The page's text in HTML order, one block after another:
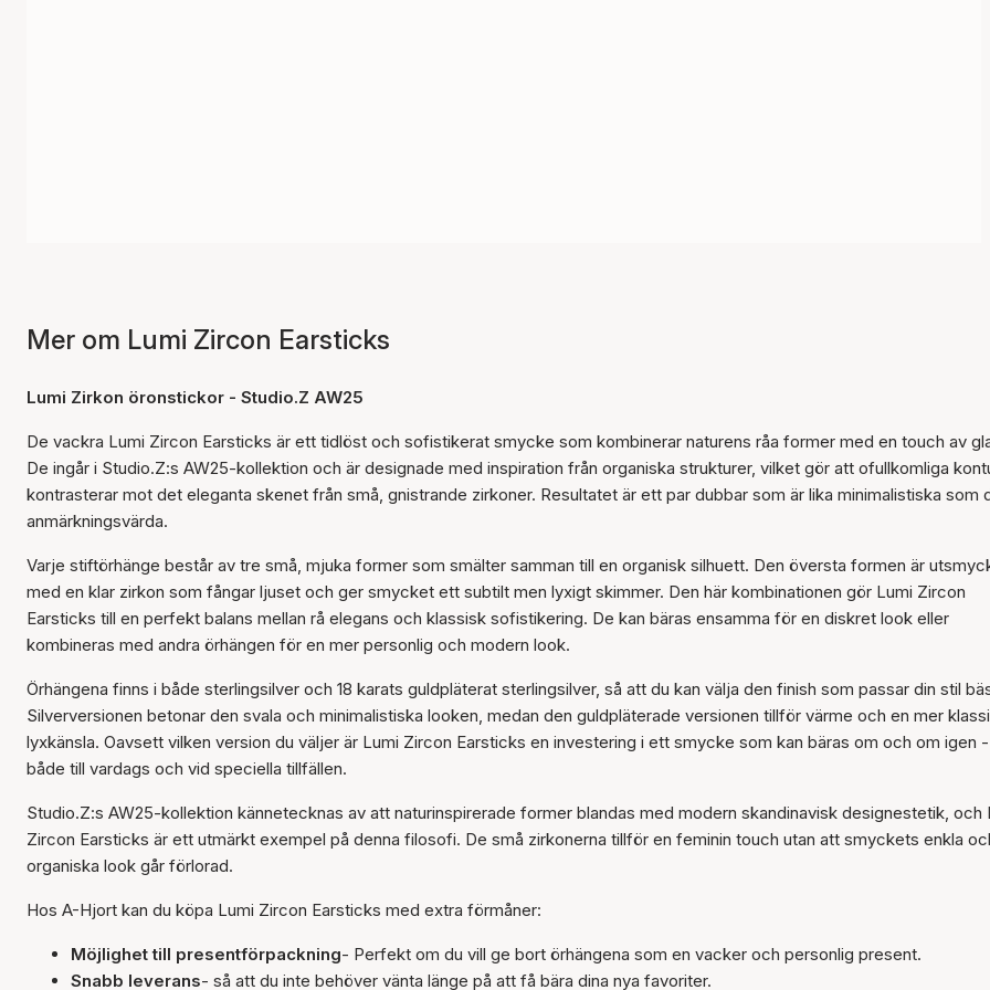
Mer om Lumi Zircon Earsticks
Lumi Zirkon öronstickor - Studio.Z AW25
De vackra Lumi Zircon Earsticks är ett tidlöst och sofistikerat smycke som kombinerar naturens råa former med en touch av
De ingår i Studio.Z:s AW25-kollektion och är designade med inspiration från organiska strukturer, vilket gör att ofullkomliga
kontrasterar mot det eleganta skenet från små, gnistrande zirkoner. Resultatet är ett par dubbar som är lika minimalistiska som
anmärkningsvärda.
Varje stiftörhänge består av tre små, mjuka former som smälter samman till en organisk silhuett. Den översta formen är
med en klar zirkon som fångar ljuset och ger smycket ett subtilt men lyxigt skimmer. Den här kombinationen gör Lumi Zircon
Earsticks till en perfekt balans mellan rå elegans och klassisk sofistikering. De kan bäras ensamma för en diskret look eller
kombineras med andra örhängen för en mer personlig och modern look.
Örhängena finns i både sterlingsilver och 18 karats guldpläterat sterlingsilver, så att du kan välja den finish som passar din stil
Silverversionen betonar den svala och minimalistiska looken, medan den guldpläterade versionen tillför värme och en mer
lyxkänsla. Oavsett vilken version du väljer är Lumi Zircon Earsticks en investering i ett smycke som kan bäras om och om igen -
både till vardags och vid speciella tillfällen.
Studio.Z:s AW25-kollektion kännetecknas av att naturinspirerade former blandas med modern skandinavisk designestetik, och
Zircon Earsticks är ett utmärkt exempel på denna filosofi. De små zirkonerna tillför en feminin touch utan att smyckets enkla
organiska look går förlorad.
Hos A-Hjort kan du köpa Lumi Zircon Earsticks med extra förmåner:
Möjlighet till presentförpackning- Perfekt om du vill ge bort örhängena som en vacker och personlig present.
Snabb leverans- så att du inte behöver vänta länge på att få bära dina nya favoriter.